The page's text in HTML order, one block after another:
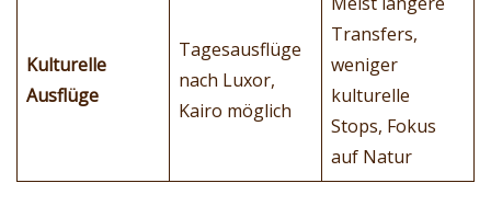
Kulturelle
Ausflüge
Tagesausflüge
nach Luxor,
Kairo möglich
Transfers,
weniger
kulturelle
Stops, Fokus
auf Natur